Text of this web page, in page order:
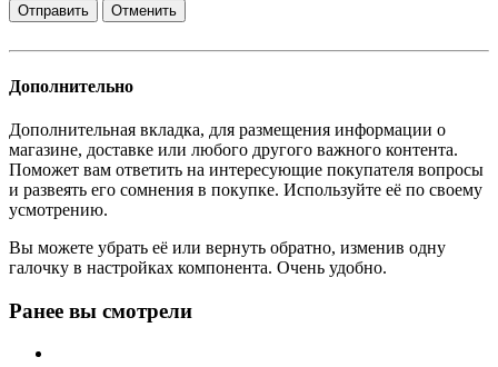
Отменить
Дополнительно
Дополнительная вкладка, для размещения информации о
магазине, доставке или любого другого важного контента.
Поможет вам ответить на интересующие покупателя вопросы
и развеять его сомнения в покупке. Используйте её по своему
усмотрению.
Вы можете убрать её или вернуть обратно, изменив одну
галочку в настройках компонента. Очень удобно.
Ранее вы смотрели